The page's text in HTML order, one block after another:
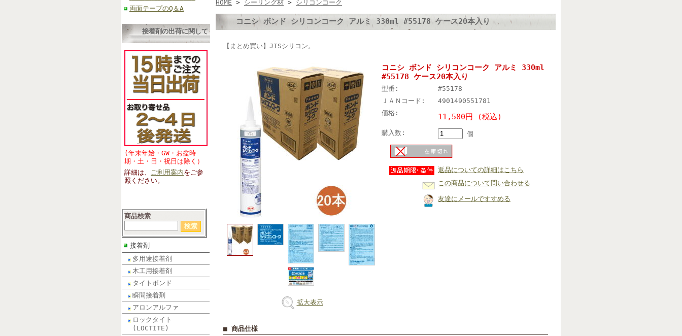
両面テープのQ＆A
接着剤の出荷に関して
(年末年始・GW・お盆時
期・土・日・祝日は除く）
詳細は、 ご利用案内をご参
照くださ い。
商品検索
接着剤
多用途接着剤
木工用接着剤
タイトボンド
瞬間接着剤
アロンアルファ
ロックタイト
(LOCTITE)
HOME > シーリング材 > シリコンコーク
コニシ ボンド シリコンコーク アルミ 330ml #55178 ケース20本入り
【まとめ買い】JISシリコン。
拡大表示
コニシ ボンド シリコンコーク アルミ 330ml
#55178 ケース20本入り
型番:
#55178
ＪＡＮコード:
4901490551781
価格:
11,580円 (税込)
購入数: 個
返品についての詳細はこちら
この商品について問い合わせる
友達にメールですすめる
■ 商品仕様